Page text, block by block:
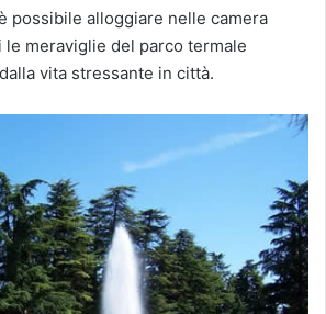
possibile alloggiare nelle camera
meraviglie del parco termale
vita stressante in città.